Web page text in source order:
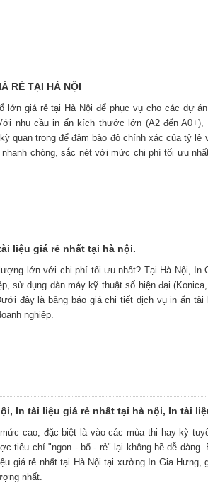
RẺ TẠI HÀ NỘI
lớn giá rẻ tại Hà Nội để phục vụ cho các dự
nhu cầu in ấn kích thước lớn (A2 đến
quan trọng để đảm bảo độ chính xác của tỷ lệ
chóng, sắc nét với mức chi phí tối ưu
liệu giá rẻ nhất tại hà nội.
lớn với chi phí tối ưu nhất? Tại Hà Nội, In
sử dụng dàn máy kỹ thuật số hiện đại
đây là bảng báo giá chi tiết dịch vụ in ấn tài
nghiệp.
In tài liệu giá rẻ nhất tại hà nội, In tài
cao, đặc biệt là vào các mùa thi hay kỳ
tiêu chí "ngon - bổ - rẻ" lại không hề dễ dàng.
giá rẻ nhất tại Hà Nội tại xưởng In Gia Hưng,
nhất.